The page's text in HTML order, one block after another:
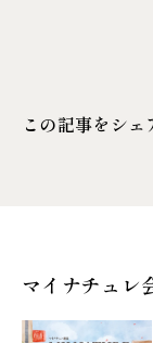
この記事をシェ
マイナチュレ